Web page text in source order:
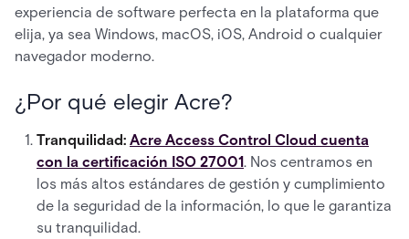
experiencia de software perfecta en la plataforma que
elija, ya sea Windows, macOS, iOS, Android o cualquier
navegador moderno.
¿Por qué elegir Acre?
Tranquilidad: Acre Access Control Cloud cuenta
con la certificación ISO 27001. Nos centramos en
los más altos estándares de gestión y cumplimiento
de la seguridad de la información, lo que le garantiza
su tranquilidad.